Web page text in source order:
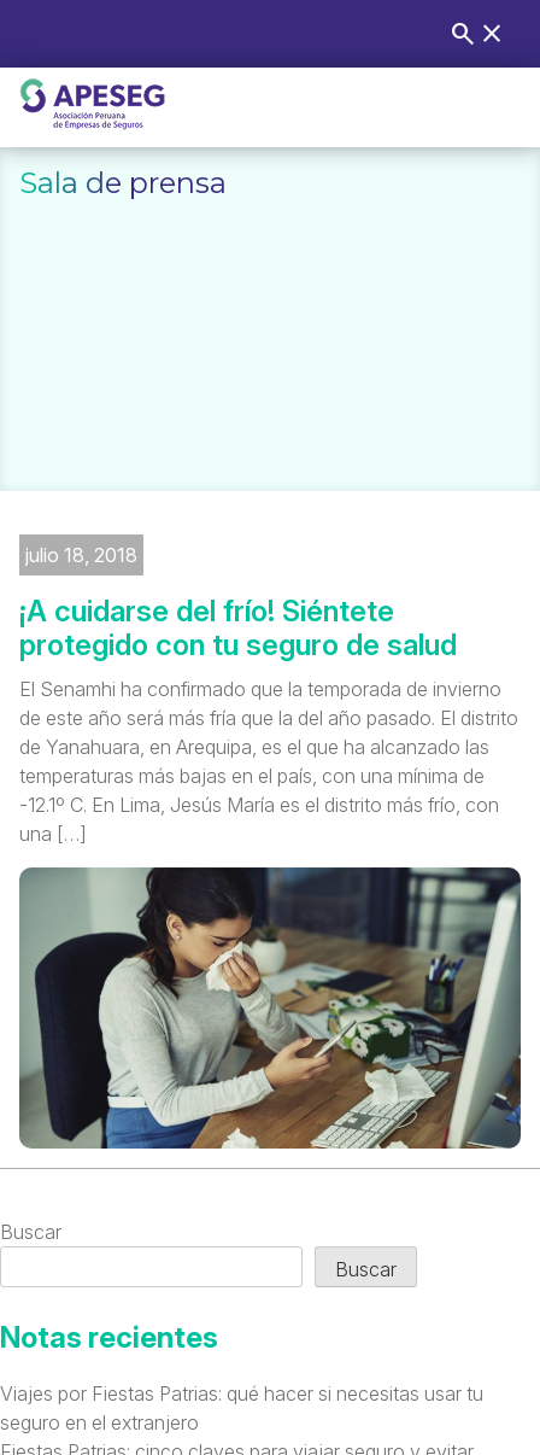
content
Buscar:
search close
APESEG
Sala de prensa
julio 18, 2018
¡A cuidarse del frío! Siéntete
protegido con tu seguro de salud
El Senamhi ha confirmado que la temporada de invierno
de este año será más fría que la del año pasado. El distrito
de Yanahuara, en Arequipa, es el que ha alcanzado las
temperaturas más bajas en el país, con una mínima de
-12.1º C. En Lima, Jesús María es el distrito más frío, con
una […]
Buscar
Buscar
Notas recientes
Viajes por Fiestas Patrias: qué hacer si necesitas usar tu
seguro en el extranjero